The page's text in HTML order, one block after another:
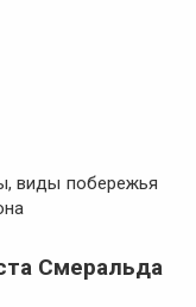
виды побережья
Смеральда